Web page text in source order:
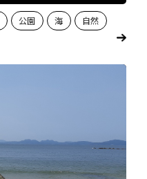
公園 海 自然